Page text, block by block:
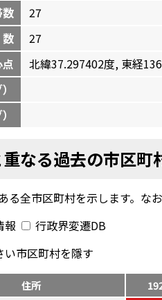
27
27
北緯37.297402度, 東経
なる過去の市区
る全市区町村を示します。なお
報
行政界変遷DB
い市区町村を隱す
住所